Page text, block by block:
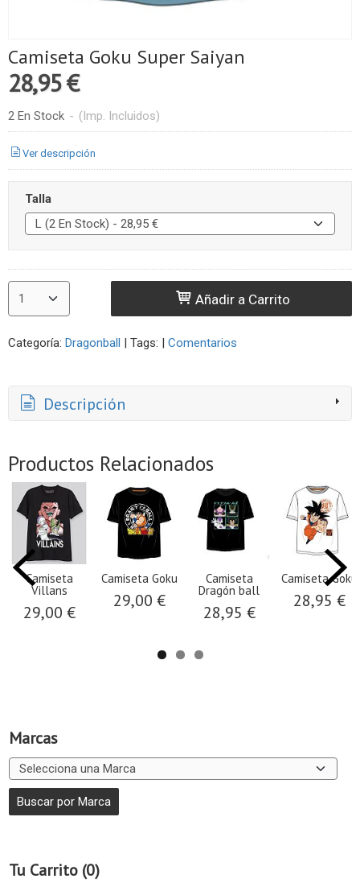
Marcas
Tu Carrito (0)
Camiseta Goku Super Saiyan
28,95 €
2 En Stock - (Imp. Incluidos)
Ver descripción
Talla
Añadir a Carrito
Categoría: Dragonball | Tags: | Comentarios
Descripción
Productos Relacionados
Camiseta
Villans
29,00 €
Camiseta Goku
29,00 €
Camiseta
Dragón ball
28,95 €
Camiseta Goku
28,95 €